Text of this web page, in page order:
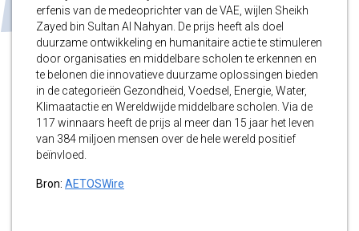
erfenis van de medeoprichter van de VAE, wijlen Sheikh
Zayed bin Sultan Al Nahyan. De prijs heeft als doel
duurzame ontwikkeling en humanitaire actie te stimuleren
door organisaties en middelbare scholen te erkennen en
te belonen die innovatieve duurzame oplossingen bieden
in de categorieën Gezondheid, Voedsel, Energie, Water,
Klimaatactie en Wereldwijde middelbare scholen. Via de
117 winnaars heeft de prijs al meer dan 15 jaar het leven
van 384 miljoen mensen over de hele wereld positief
beïnvloed.
Bron: AETOSWire